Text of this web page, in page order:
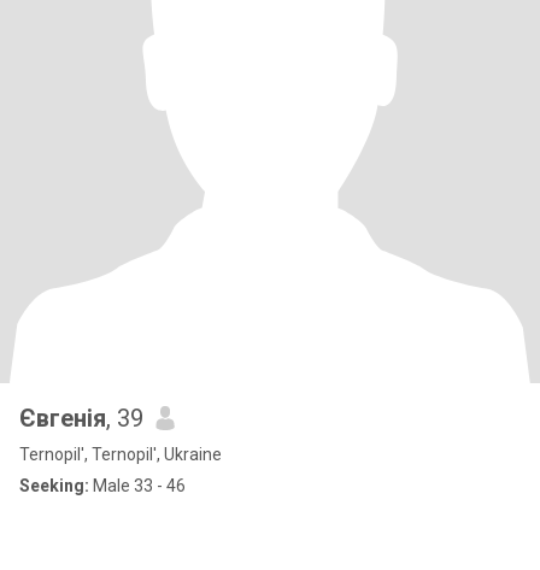
Євгенія, 39
Ternopil', Ternopil', Ukraine
Seeking: Male 33 - 46